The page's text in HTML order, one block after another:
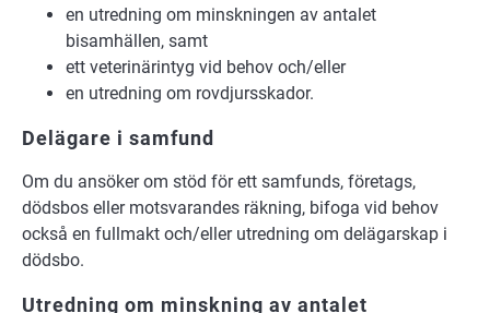
en utredning om minskningen av antalet
bisamhällen, samt
ett veterinärintyg vid behov och/eller
en utredning om rovdjursskador.
Delägare i samfund
Om du ansöker om stöd för ett samfunds, företags,
dödsbos eller motsvarandes räkning, bifoga vid behov
också en fullmakt och/eller utredning om delägarskap i
dödsbo.
Utredning om minskning av antalet